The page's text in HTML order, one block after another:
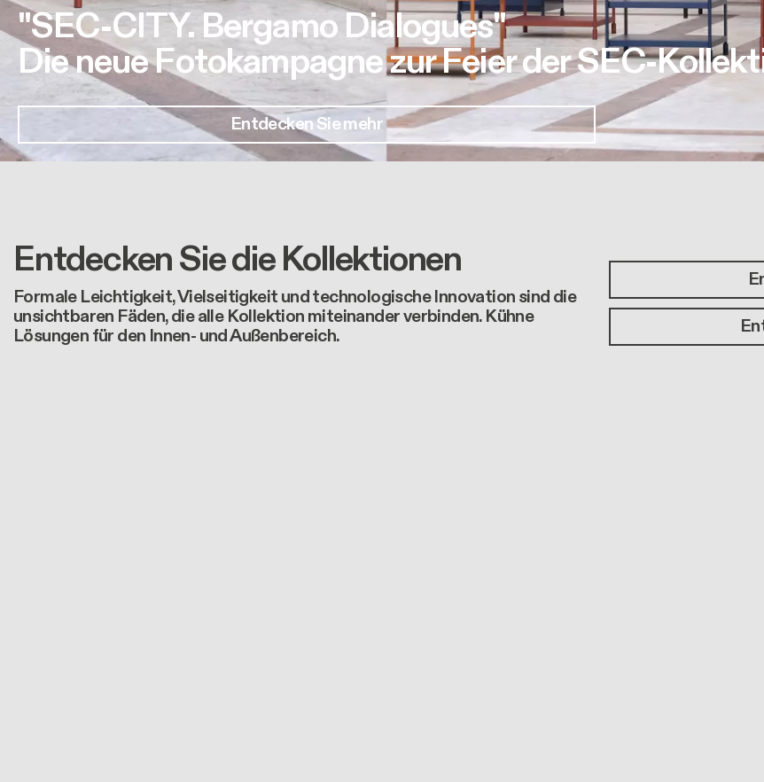
"SEC-CITY. Bergamo Dialogues"
Die neue Fotokampagne zur Feier der SEC-
Entdecken Sie mehr
Entdecken Sie die Kollektionen
Formale Leichtigkeit, Vielseitigkeit und technologische Innovation sind die
unsichtbaren Fäden, die alle Kollektion miteinander verbinden. Kühne
Lösungen für den Innen- und Außenbereich.